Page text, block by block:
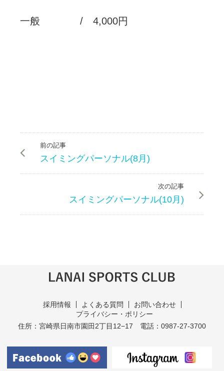
一般 / 4,000円
前の記事
スイミングパーソナル(8月)
次の記事
スイミングパーソナル(10月)
採用情報 よくある質問
お問い合わせ
プライバシー・ポリシー
住所：宮崎県日南市園田2丁目12−17
電話：0987-27-3700